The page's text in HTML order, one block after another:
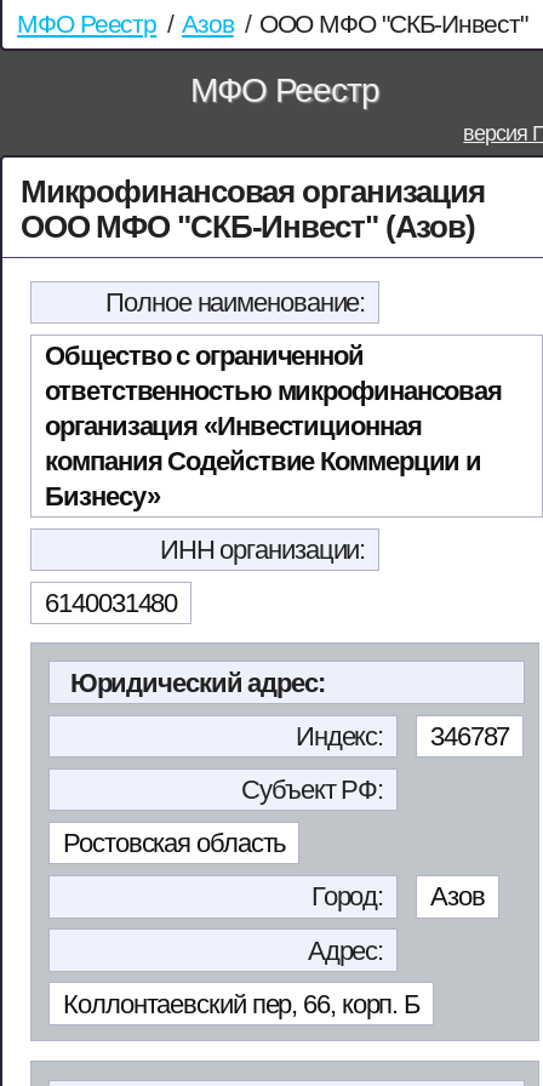
МФО Реестр / Азов / ООО МФО "СКБ-Инвест"
МФО Реестр
версия
Микрофинансовая организация
ООО МФО "СКБ-Инвест" (Азов)
Полное наименование:
Общество с ограниченной
ответственностью микрофинансовая
организация «Инвестиционная
компания Содействие Коммерции и
Бизнесу»
ИНН организации:
6140031480
Юридический адрес:
Индекс:
346787
Субъект РФ:
Ростовская область
Город:
Азов
Адрес:
Коллонтаевский пер, 66, корп. Б